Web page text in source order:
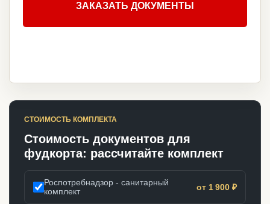
ЗАКАЗАТЬ ДОКУМЕНТЫ
СТОИМОСТЬ КОМПЛЕКТА
Стоимость документов для
фудкорта: рассчитайте комплект
Роспотребнадзор - санитарный
комплект
от 1 900 ₽